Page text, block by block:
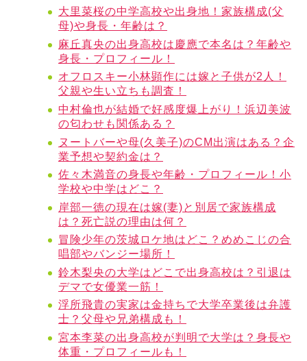
大里菜桜の中学高校や出身地！家族構成(父
母)や身長・年齢は？
麻丘真央の出身高校は慶應で本名は？年齢や
身長・プロフィール！
オフロスキー小林顕作には嫁と子供が2人！
父親や生い立ちも調査！
中村倫也が結婚で好感度爆上がり！浜辺美波
の匂わせも関係ある？
ヌートバーや母(久美子)のCM出演はある？企
業予想や契約金は？
佐々木満音の身長や年齢・プロフィール！小
学校や中学はどこ？
岸部一徳の現在は嫁(妻)と別居で家族構成
は？死亡説の理由は何？
冒険少年の茨城ロケ地はどこ？めめこじの合
唱部やバンジー場所！
鈴木梨央の大学はどこで出身高校は？引退は
デマで女優業一筋！
浮所飛貴の実家は金持ちで大学卒業後は弁護
士？父母や兄弟構成も！
宮本李菜の出身高校が判明で大学は？身長や
体重・プロフィールも！